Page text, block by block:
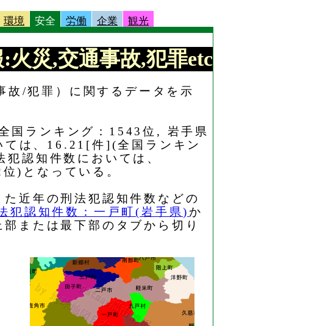
環境 安全 労働 企業 観光
火災,交通事故,犯罪etc
/犯罪）に関するデータを示
国ランキング：1543位, 岩手県
ては、16.21[件](全国ランキン
認知件数においては、
)となっている。
近年の刑法犯認知件数などの
犯認知件数：一戸町(岩手県) か
または最下部のタブから切り